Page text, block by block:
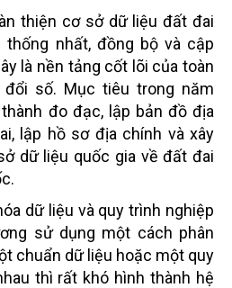
thiện cơ sở dữ liệu đất đai
thống nhất, đồng bộ và cập
là nền tảng cốt lõi của toàn
đổi số. Mục tiêu trong năm
đo đạc, lập bản đồ địa
lập hồ sơ địa chính và xây
dữ liệu quốc gia về đất đai
dữ liệu và quy trình nghiệp
sử dụng một cách phân
chuẩn dữ liệu hoặc một quy
thì rất khó hình thành hệ